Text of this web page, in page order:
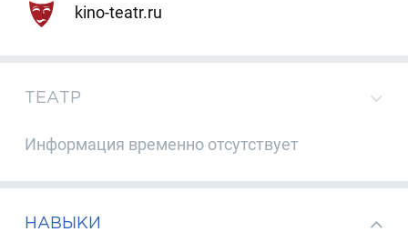
kino-teatr.ru
ТЕАТР
Информация временно отсутствует
НАВЫКИ